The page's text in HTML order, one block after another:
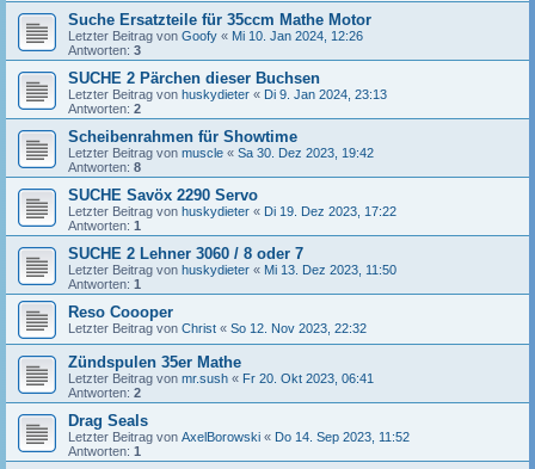
Suche Ersatzteile für 35ccm Mathe Motor
Letzter Beitrag von Goofy « Mi 10. Jan 2024, 12:26
Antworten: 3
SUCHE 2 Pärchen dieser Buchsen
Letzter Beitrag von huskydieter « Di 9. Jan 2024, 23:13
Antworten: 2
Scheibenrahmen für Showtime
Letzter Beitrag von muscle « Sa 30. Dez 2023, 19:42
Antworten: 8
SUCHE Savöx 2290 Servo
Letzter Beitrag von huskydieter « Di 19. Dez 2023, 17:22
Antworten: 1
SUCHE 2 Lehner 3060 / 8 oder 7
Letzter Beitrag von huskydieter « Mi 13. Dez 2023, 11:50
Antworten: 1
Reso Coooper
Letzter Beitrag von Christ « So 12. Nov 2023, 22:32
Zündspulen 35er Mathe
Letzter Beitrag von mr.sush « Fr 20. Okt 2023, 06:41
Antworten: 2
Drag Seals
Letzter Beitrag von AxelBorowski « Do 14. Sep 2023, 11:52
Antworten: 1